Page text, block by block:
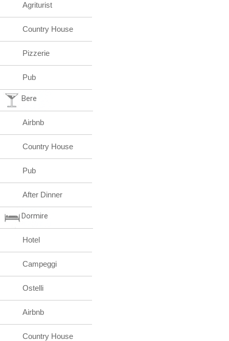
Agriturist
Country House
Pizzerie
Pub
Bere
Airbnb
Country House
Pub
After Dinner
Dormire
Hotel
Campeggi
Ostelli
Airbnb
Country House